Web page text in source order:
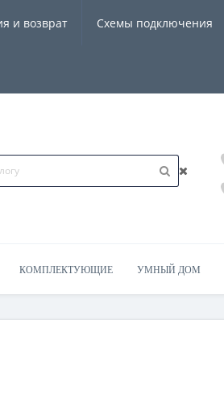
и возврат Схемы подключения
КОМПЛЕКТУЮЩИЕ УМНЫЙ ДОМ